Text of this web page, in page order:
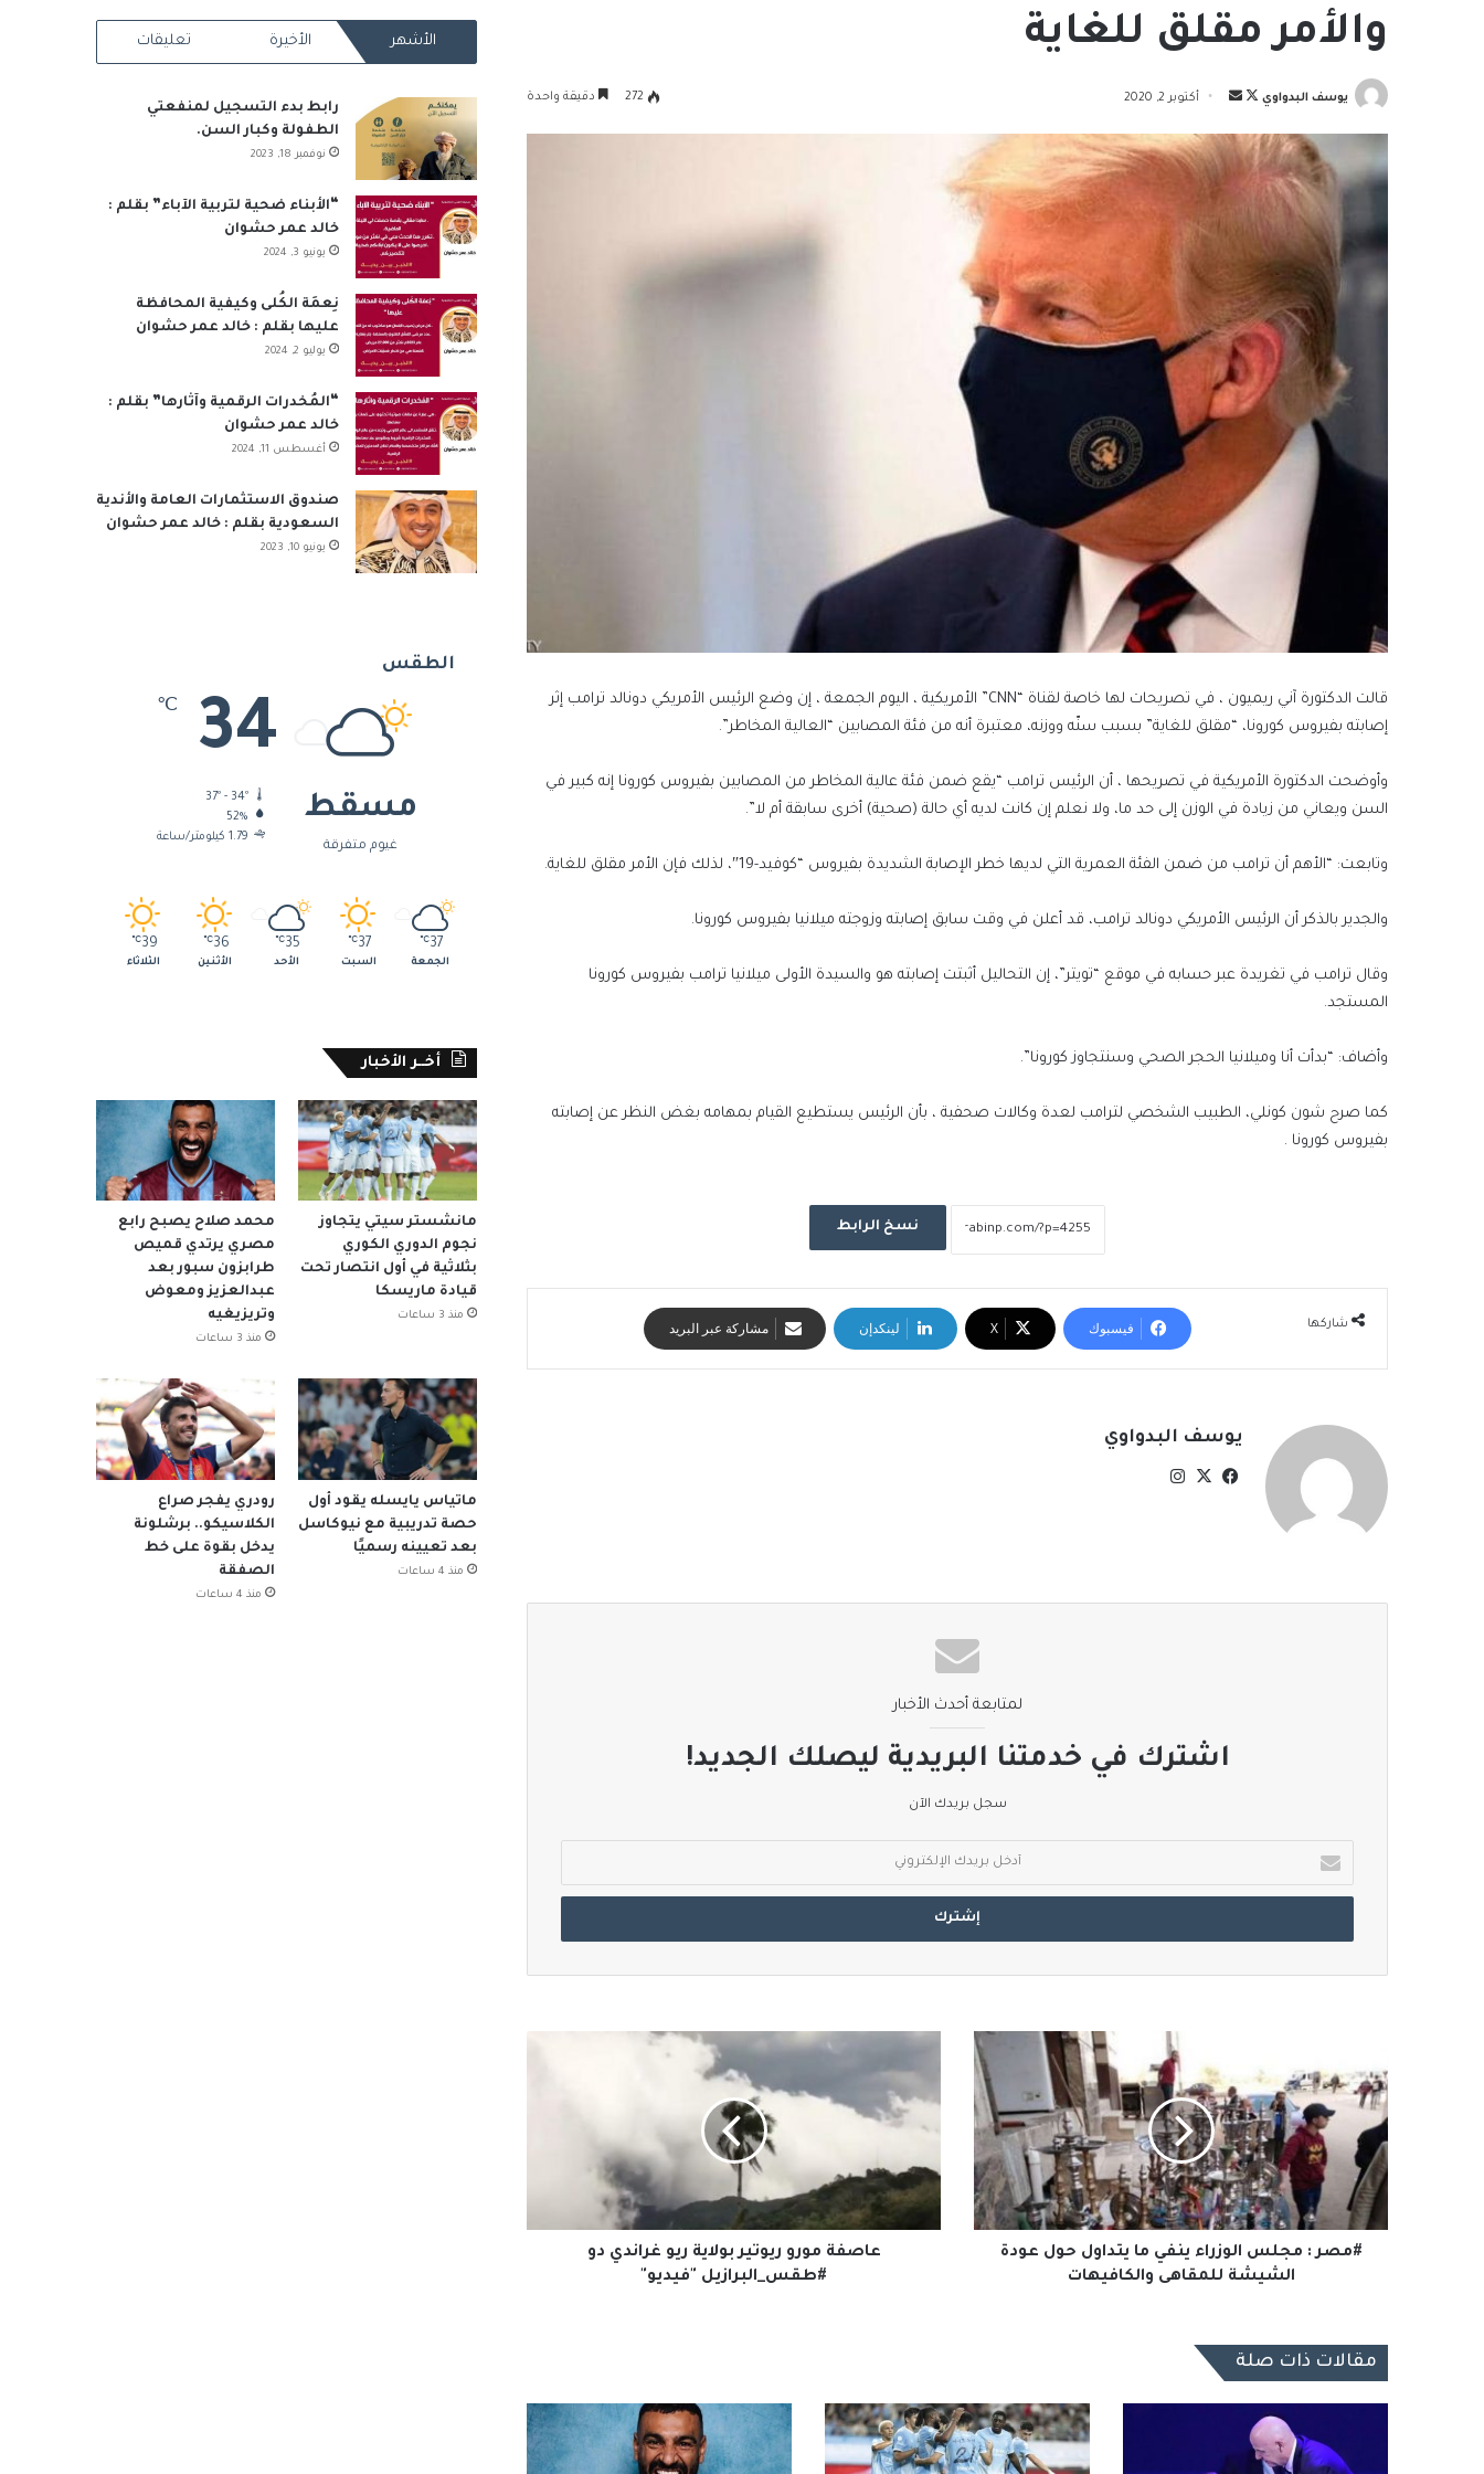
والأمر مقلق للغاية
يوسف البدواوي
تابع
X
أرسل
إلكترونيا
أكتوبر 2, 2020 272 دقيقة واحدة
قالت الدكتورة آني ريميون ، في تصريحات لها خاصة لقناة “CNN” الأمريكية ، اليوم الجمعة ، إن وضع الرئيس الأمريكي دونالد ترامب إثر
إصابته بفيروس كورونا، “مقلق للغاية” بسبب سنّه ووزنه، معتبرة أنه من فئة المصابين “العالية المخاطر”.
وأوضحت الدكتورة الأمريكية في تصريحها ، أن الرئيس ترامب “يقع ضمن فئة عالية المخاطر من المصابين بفيروس كورونا إنه كبير في
السن ويعاني من زيادة في الوزن إلى حد ما، ولا نعلم إن كانت لديه أي حالة (صحية) أخرى سابقة أم لا”.
وتابعت: “الأهم أن ترامب من ضمن الفئة العمرية التي لديها خطر الإصابة الشديدة بفيروس “كوفيد-19″، لذلك فإن الأمر مقلق للغاية.
والجدير بالذكر أن الرئيس الأمريكي دونالد ترامب، قد أعلن في وقت سابق إصابته وزوجته ميلانيا بفيروس كورونا.
وقال ترامب في تغريدة عبر حسابه في موقع “تويتر”، إن التحاليل أثبتت إصابته هو والسيدة الأولى ميلانيا ترامب بفيروس كورونا
المستجد.
وأضاف: “بدأت أنا وميلانيا الحجر الصحي وسنتجاوز كورونا”.
كما صرح شون كونلي، الطبيب الشخصي لترامب لعدة وكالات صحفية ، بأن الرئيس يستطيع القيام بمهامه بغض النظر عن إصابته
بفيروس كورونا .
نسخ الرابط
شاركها فيسبوك ‫X لينكدإن مشاركة عبر البريد
يوسف البدواوي
فيسبوك
‫X
لمتابعة أحدث الأخبار
اشترك في خدمتنا البريدية ليصلك الجديد!
سجل بريدك الآن
بريدك
الإلكتروني
مجلس
الوزراء
ينفي
ما
يتداول
حول
عودة
الشيشة#مصر : مجلس الوزراء ينفي ما يتداول حول عودة
الشيشة للمقاهى والكافيهات
ريو
دو
#طقس_البرازيل
"فيديو"
عاصفة مورو ريوتير بولاية ريو غراندي دو
#طقس_البرازيل "فيديو"
مقالات ذات صلة
RSS
الأشهر الأخيرة تعليقات
رابط بدء التسجيل لمنفعتي
الطفولة وكبار السن.
نوفمبر 18, 2023
“الأبناء ضحية لتربية الآباء” بقلم :
خالد عمر حشوان
يونيو 3, 2024
نِعمَة الكُلى وكيفية المحافظة
عليها بقلم : خالد عمر حشوان
يوليو 2, 2024
“المُخدرات الرقمية وآثارها” بقلم :
خالد عمر حشوان
أغسطس 11, 2024
صندوق الاستثمارات العامة والأندية
السعودية بقلم : خالد عمر حشوان
يونيو 10, 2023
الطقس
مسقط
غيوم متفرقة
34
℃
37º - 34º
52%
1.79 كيلومتر/ساعة
37
℃
الجمعة
37
℃
السبت
35
℃
الأحد
36
℃
الأثنين
39
℃
الثلاثاء
أخــر الأخبار
مانشستر سيتي يتجاوز
نجوم الدوري الكوري
بثلاثية في أول انتصار تحت
قيادة ماريسكا
منذ 3 ساعات
محمد صلاح يصبح رابع
مصري يرتدي قميص
طرابزون سبور بعد
عبدالعزيز ومعوض
وتريزيغيه
منذ 3 ساعات
ماتياس يايسله يقود أول
حصة تدريبية مع نيوكاسل
بعد تعيينه رسميًا
منذ 4 ساعات
رودري يفجر صراع
الكلاسيكو.. برشلونة
يدخل بقوة على خط
الصفقة
منذ 4 ساعات